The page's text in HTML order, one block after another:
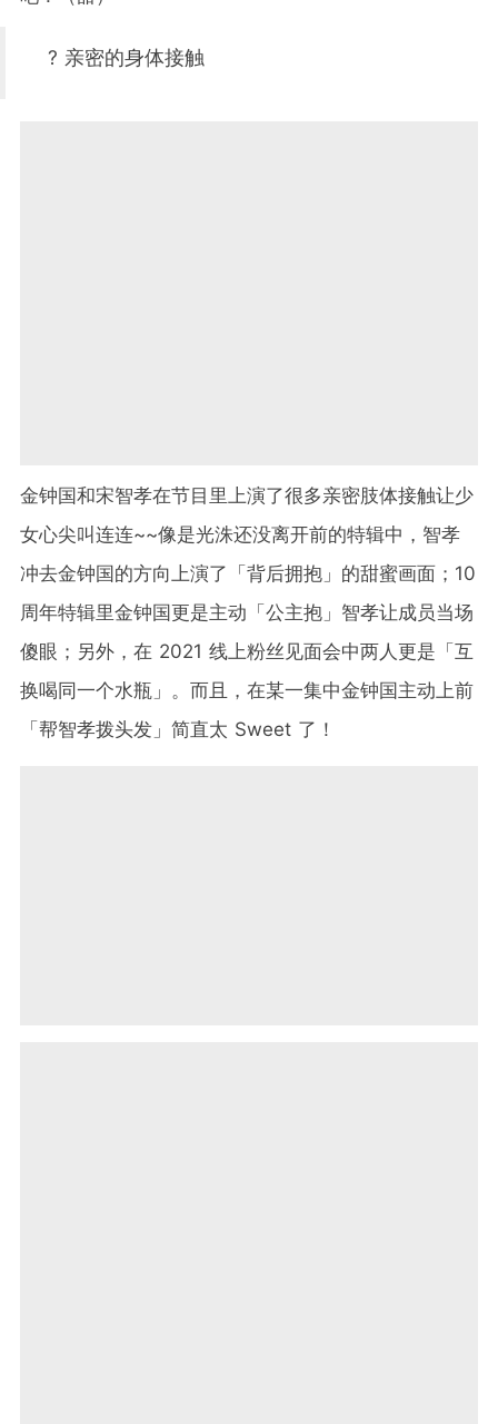
? 亲密的身体接触
金钟国和宋智孝在节目里上演了很多亲密肢体接触让少
女心尖叫连连~~像是光洙还没离开前的特辑中，智孝
冲去金钟国的方向上演了「背后拥抱」的甜蜜画面；10
周年特辑里金钟国更是主动「公主抱」智孝让成员当场
傻眼；另外，在 2021 线上粉丝见面会中两人更是「互
换喝同一个水瓶」。而且，在某一集中金钟国主动上前
「帮智孝拨头发」简直太 Sweet 了！